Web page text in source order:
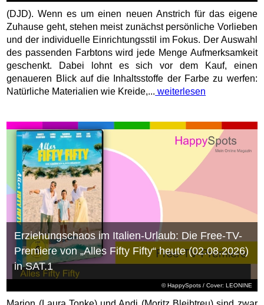
(DJD). Wenn es um einen neuen Anstrich für das eigene
Zuhause geht, stehen meist zunächst persönliche Vorlieben
und der individuelle Einrichtungsstil im Fokus. Der Auswahl
des passenden Farbtons wird jede Menge Aufmerksamkeit
geschenkt. Dabei lohnt es sich vor dem Kauf, einen
genaueren Blick auf die Inhaltsstoffe der Farbe zu werfen:
Natürliche Materialien wie Kreide,... weiterlesen
© HappySpots / Cover: LEONINE
Erziehungschaos im Italien-Urlaub: Die Free-TV-
Premiere von „Alles Fifty Fifty“ heute (02.08.2026)
in SAT.1